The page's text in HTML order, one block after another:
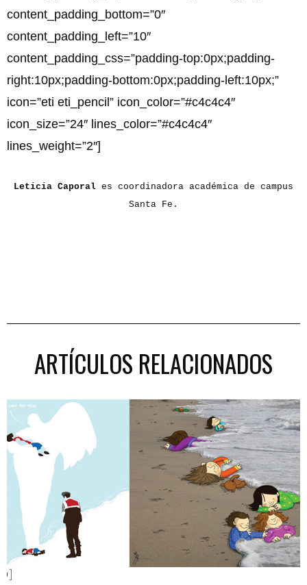
content_padding_bottom=”0″
content_padding_left=”10″
content_padding_css=”padding-top:0px;padding-
right:10px;padding-bottom:0px;padding-left:10px;”
icon=”eti eti_pencil” icon_color=”#c4c4c4″
icon_size=”24″ lines_color=”#c4c4c4″
lines_weight=”2″]
Leticia Caporal es coordinadora académica de campus
Santa Fe.
ARTÍCULOS RELACIONADOS